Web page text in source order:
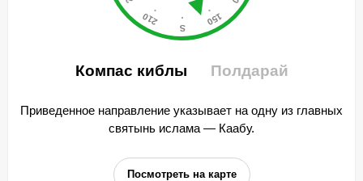
Компас киблы Полдарай
Приведенное направление указывает на одну из главных
святынь ислама — Каабу.
Посмотреть на карте